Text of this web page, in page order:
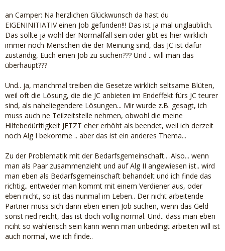
an Camper: Na herzlichen Glückwunsch da hast du
EIGENINITIATIV einen Job gefunden!!! Das ist ja mal unglaublich.
Das sollte ja wohl der Normalfall sein oder gibt es hier wirklich
immer noch Menschen die der Meinung sind, das JC ist dafür
zuständig, Euch einen Job zu suchen??? Und .. will man das
überhaupt???
Und.. ja, manchmal treiben die Gesetze wirklich seltsame Blüten,
weil oft die Lösung, die die JC anbieten im Endeffekt fürs JC teurer
sind, als naheliegendere Lösungen... Mir wurde z.B. gesagt, ich
muss auch ne Teilzeitstelle nehmen, obwohl die meine
Hilfebedürftigkeit JETZT eher erhöht als beendet, weil ich derzeit
noch Alg I bekomme .. aber das ist ein anderes Thema...
Zu der Problematik mit der Bedarfsgemeinschaft.. .Also... wenn
man als Paar zusammenzieht und auf Alg II angewiesen ist.. wird
man eben als Bedarfsgemeinschaft behandelt und ich finde das
richtig.. entweder man kommt mit einem Verdiener aus, oder
eben nicht, so ist das nunmal im Leben.. Der nicht arbeitende
Partner muss sich dann eben einen Job suchen, wenn das Geld
sonst ned reicht, das ist doch völlig normal. Und.. dass man eben
nciht so wählerisch sein kann wenn man unbedingt arbeiten will ist
auch normal, wie ich finde..